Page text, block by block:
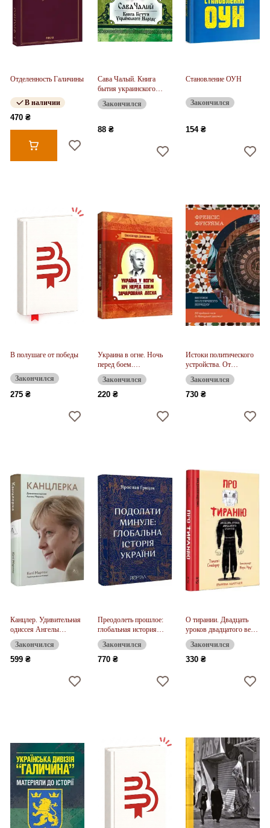
Отделенность Галичины
В наличии
470 ₴
Сава Чалый. Книга
бытия украинского
народа
Закончился
88 ₴
Становление ОУН
Закончился
154 ₴
В полушаге от победы
Закончился
275 ₴
Украина в огне. Ночь
перед боем.
Очарованная Десна
Закончился
220 ₴
Истоки политического
устройства. От
древнейших времен до
Французской
революции
Закончился
730 ₴
Канцлер. Удивительная
одиссея Ангелы
Меркель
Закончился
599 ₴
Преодолеть прошлое:
глобальная история
Украины
Закончился
770 ₴
О тирании. Двадцать
уроков двадцатого века.
Графическая адаптация
Закончился
330 ₴